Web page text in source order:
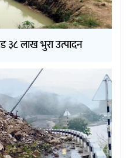
३८ लाख भुरा उत्पादन